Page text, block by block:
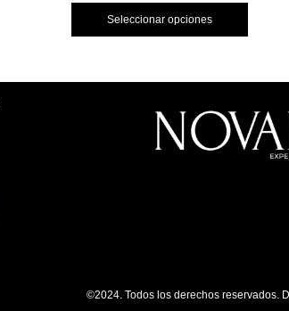
Seleccionar opciones
©2024. Todos los derechos reservados.